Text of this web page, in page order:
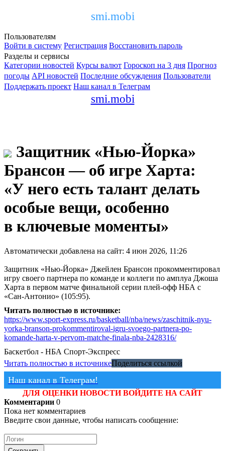
smi.mobi
Пользователям
Войти в систему Регистрация Восстановить пароль
Разделы и сервисы
Категории новостей Курсы валют Гороскоп на 3 дня Прогноз
погоды API новостей Последние обсуждения Пользователи
Поддержать проект Наш канал в Телеграм
smi.mobi
Защитник «Нью-Йорка»
Брансон — об игре Харта:
«У него есть талант делать
особые вещи, особенно
в ключевые моменты»
Автоматически добавлена на сайт: 4 июн 2026, 11:26
Защитник «Нью-Йорка» Джейлен Брансон прокомментировал
игру своего партнера по команде и коллеги по амплуа Джоша
Харта в первом матче финальной серии плей-офф НБА с
«Сан-Антонио» (105:95).
Читать полностью в источнике:
https://www.sport-express.ru/basketball/nba/news/zaschitnik-nyu-
yorka-branson-prokommentiroval-igru-svoego-partnera-po-
komande-harta-v-pervom-matche-finala-nba-2428316/
Баскетбол - НБА Спорт-Экспресс
Читать полностью в источникеПоделиться ссылкой
Наш канал в Телеграм!
ДЛЯ ОЦЕНКИ НОВОСТИ ВОЙДИТЕ НА САЙТ
Комментарии 0
Пока нет комментариев
Введите свои данные, чтобы написать сообщение: